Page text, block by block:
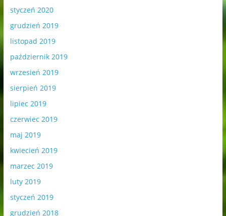
styczeń 2020
grudzień 2019
listopad 2019
październik 2019
wrzesień 2019
sierpień 2019
lipiec 2019
czerwiec 2019
maj 2019
kwiecień 2019
marzec 2019
luty 2019
styczeń 2019
grudzień 2018